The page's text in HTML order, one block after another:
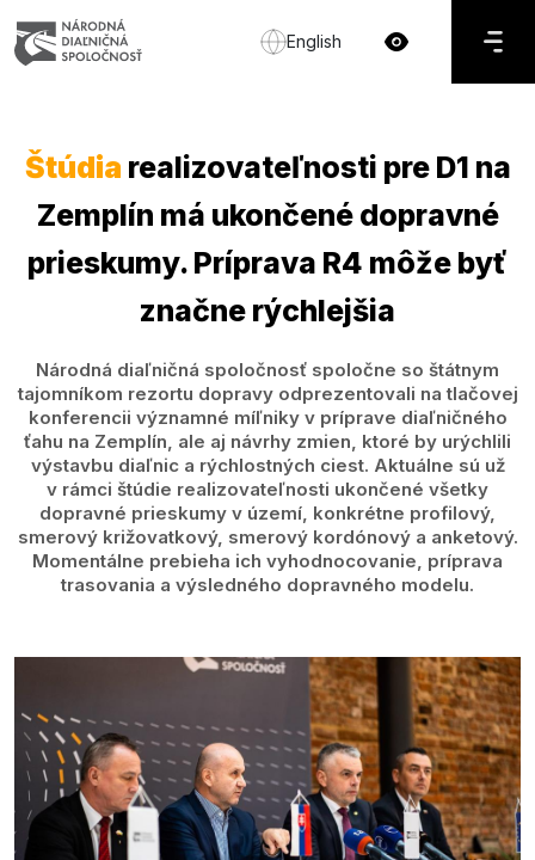
English
Štúdia realizovateľnosti pre D1 na
Zemplín má ukončené dopravné
prieskumy. Príprava R4 môže byť
značne rýchlejšia
Národná diaľničná spoločnosť spoločne so štátnym
tajomníkom rezortu dopravy odprezentovali na tlačovej
konferencii významné míľniky v príprave diaľničného
ťahu na Zemplín, ale aj návrhy zmien, ktoré by urýchlili
výstavbu diaľnic a rýchlostných ciest. Aktuálne sú už
v rámci štúdie realizovateľnosti ukončené všetky
dopravné prieskumy v území, konkrétne profilový,
smerový križovatkový, smerový kordónový a anketový.
Momentálne prebieha ich vyhodnocovanie, príprava
trasovania a výsledného dopravného modelu.